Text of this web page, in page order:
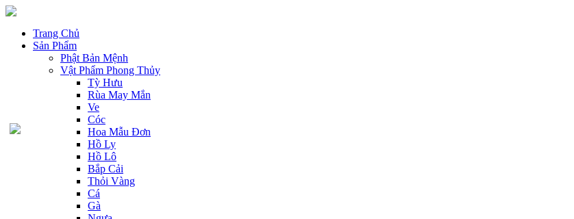
Trang Chủ
Sản Phẩm
Phật Bản Mệnh
Vật Phẩm Phong Thủy
Tỳ Hưu
Rùa May Mắn
Ve
Cóc
Hoa Mẫu Đơn
Hồ Ly
Hồ Lô
Bắp Cải
Thỏi Vàng
Cá
Gà